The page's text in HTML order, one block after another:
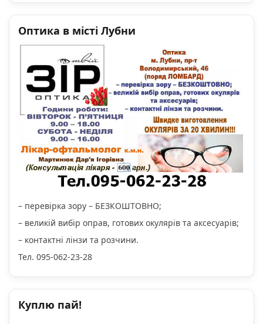
Оптика в місті Лубни
– перевірка зору – БЕЗКОШТОВНО;
– великій вибір оправ, готових окулярів та аксесуарів;
– контактні лінзи та розчини.
Тел. 095-062-23-28
Куплю пай!